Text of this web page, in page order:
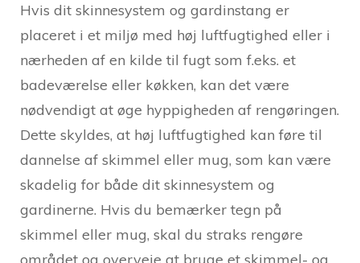
Hvis dit skinnesystem og gardinstang er
placeret i et miljø med høj luftfugtighed eller i
nærheden af ​​en kilde til fugt som f.eks. et
badeværelse eller køkken, kan det være
nødvendigt at øge hyppigheden af rengøringen.
Dette skyldes, at høj luftfugtighed kan føre til
dannelse af skimmel eller mug, som kan være
skadelig for både dit skinnesystem og
gardinerne. Hvis du bemærker tegn på
skimmel eller mug, skal du straks rengøre